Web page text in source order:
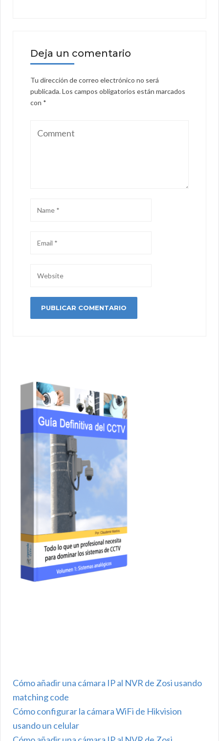
Deja un comentario
Tu dirección de correo electrónico no será
publicada.Los campos obligatorios están marcados
con *
Cómo añadir una cámara IP al NVR de Zosi usando
matching code
Cómo configurar la cámara WiFi de Hikvision
usando un celular